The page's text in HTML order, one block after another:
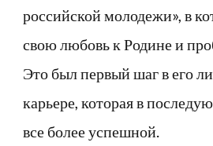
российской молодежи», в
свою любовь к Родине и
Это был первый шаг в его
карьере, которая в
все более успешной.